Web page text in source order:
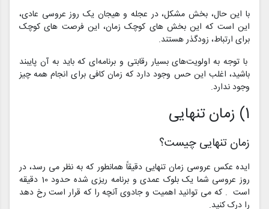
با این حال، بخش مشکل، در عجله و هیجان یک روز عروسی عادی،
این است که این بخش های کوچک زمان، این فرصت های کوچک
برای ارتباط، زودگذر هستند.
با توجه به اولویت‌های بسیار رقابتی و برنامه‌ای که باید به آن پایبند
باشید، اغلب این حس وجود دارد که زمان کافی برای انجام همه چیز
وجود ندارد.
1) زمان تنهایی
زمان تنهایی چیست؟
ایده عکس عروسی زمان تنهایی دقیقاً همانطور که به نظر می رسد، در
روز عروسی شما یک بلوک عمدی و برنامه ریزی شده حدود 10 دقیقه
است . که می توانید اهمیت و جادوی آنچه را که قرار است رخ دهد
را درک کنید.